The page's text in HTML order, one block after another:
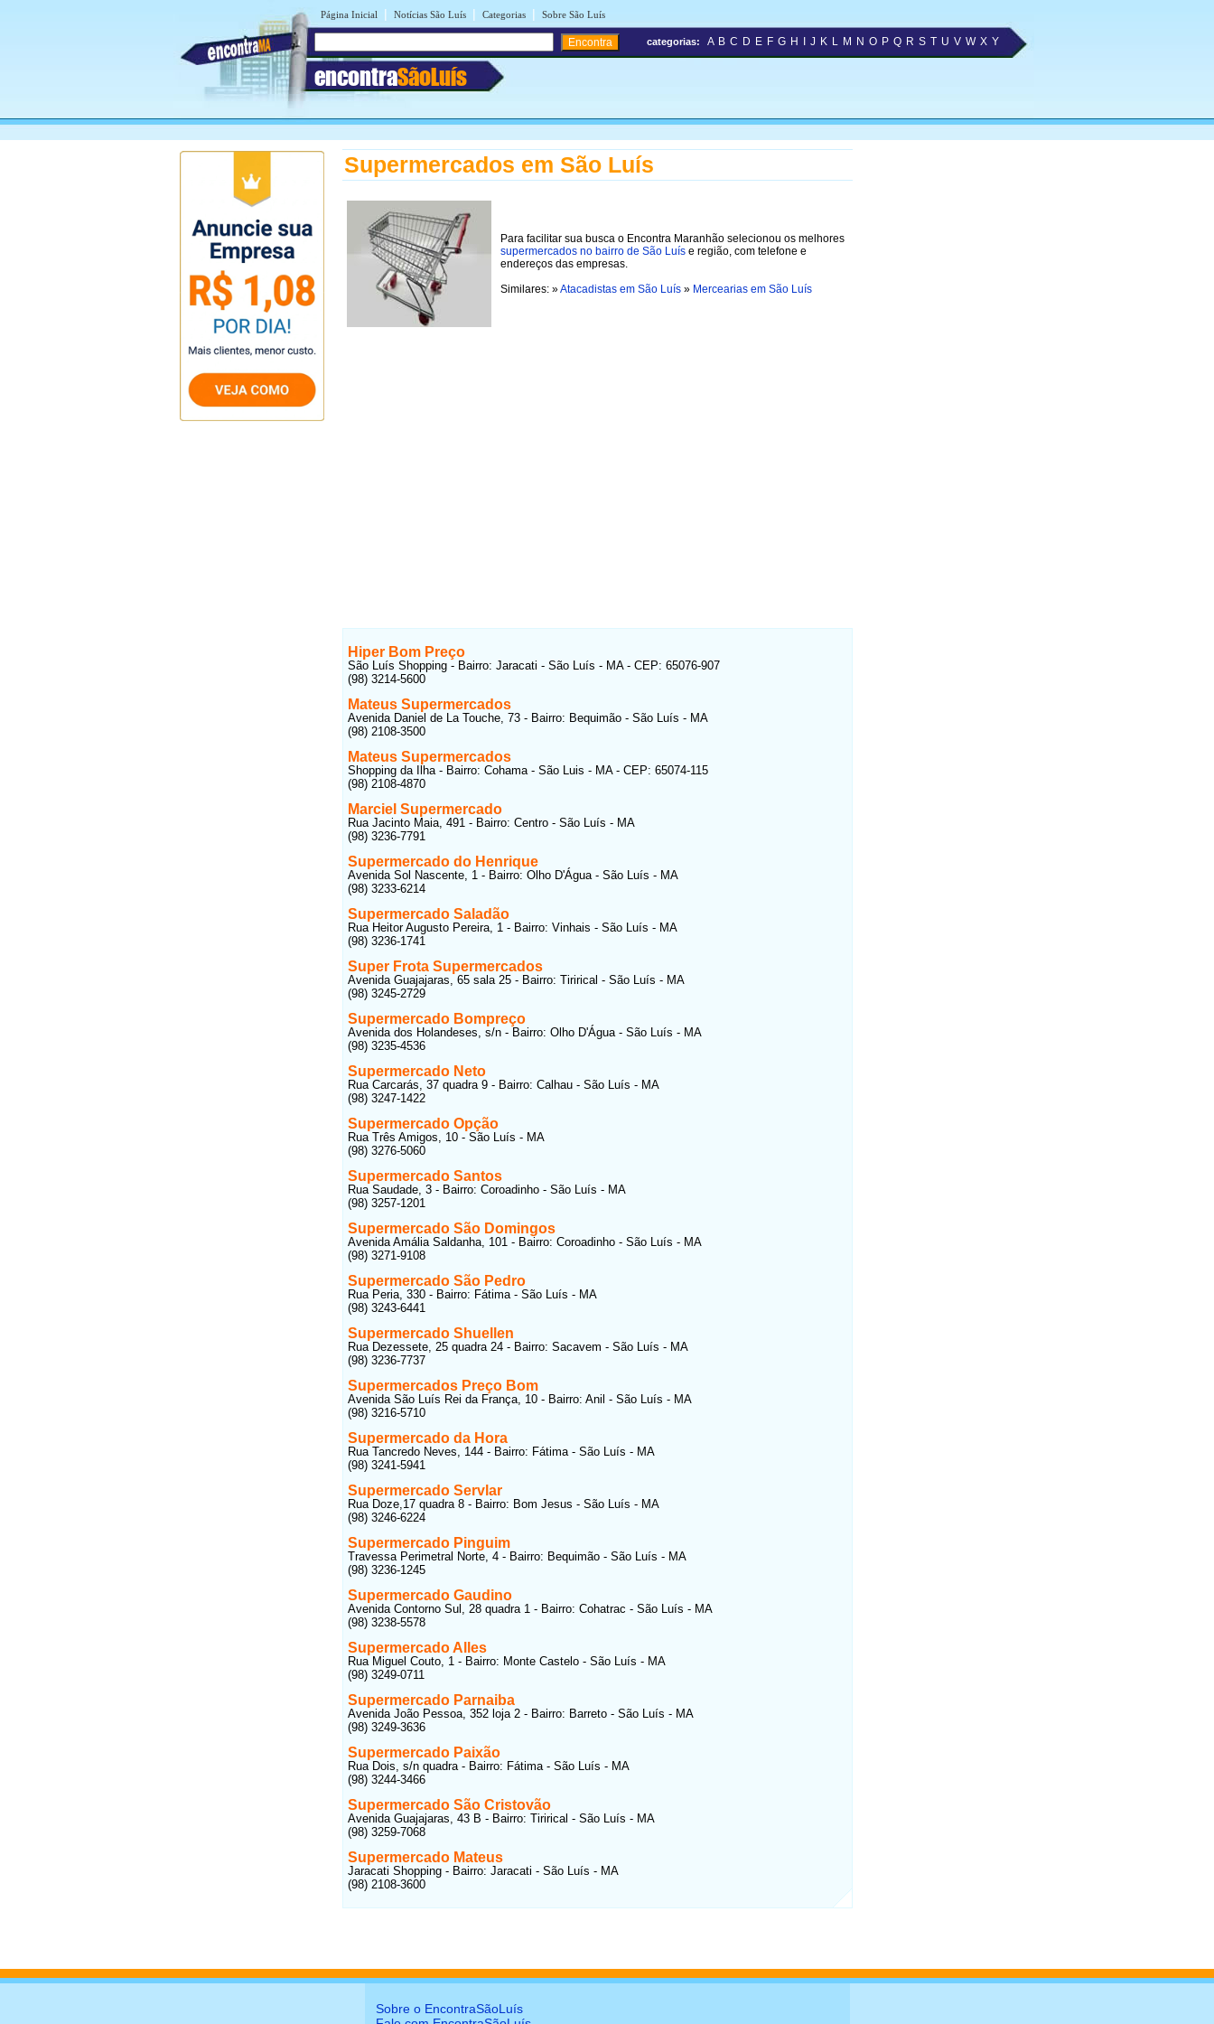
Página Inicial | Notícias São Luís | Categorias | Sobre São Luís
encontraSãoLuís
categorias: A B C D E F G H J K L M N O P Q R S T U V W X Y
Supermercados em São Luís
Para facilitar sua busca o Encontra Maranhão selecionou os melhores
supermercados no bairro de São Luís e região, com telefone e
endereços das empresas.
Similares: »Atacadistas em São Luís » Mercearias em São Luís
Hiper Bom Preço
São Luís Shopping - Bairro: Jaracati - São Luís - MA - CEP: 65076-907
(98) 3214-5600
Mateus Supermercados
Avenida Daniel de La Touche, 73 - Bairro: Bequimão - São Luís - MA
(98) 2108-3500
Mateus Supermercados
Shopping da Ilha - Bairro: Cohama - São Luis - MA - CEP: 65074-115
(98) 2108-4870
Marciel Supermercado
Rua Jacinto Maia, 491 - Bairro: Centro - São Luís - MA
(98) 3236-7791
Supermercado do Henrique
Avenida Sol Nascente, 1 - Bairro: Olho D'Água - São Luís - MA
(98) 3233-6214
Supermercado Saladão
Rua Heitor Augusto Pereira, 1 - Bairro: Vinhais - São Luís - MA
(98) 3236-1741
Super Frota Supermercados
Avenida Guajajaras, 65 sala 25 - Bairro: Tirirical - São Luís - MA
(98) 3245-2729
Supermercado Bompreço
Avenida dos Holandeses, s/n - Bairro: Olho D'Água - São Luís - MA
(98) 3235-4536
Supermercado Neto
Rua Carcarás, 37 quadra 9 - Bairro: Calhau - São Luís - MA
(98) 3247-1422
Supermercado Opção
Rua Três Amigos, 10 - São Luís - MA
(98) 3276-5060
Supermercado Santos
Rua Saudade, 3 - Bairro: Coroadinho - São Luís - MA
(98) 3257-1201
Supermercado São Domingos
Avenida Amália Saldanha, 101 - Bairro: Coroadinho - São Luís - MA
(98) 3271-9108
Supermercado São Pedro
Rua Peria, 330 - Bairro: Fátima - São Luís - MA
(98) 3243-6441
Supermercado Shuellen
Rua Dezessete, 25 quadra 24 - Bairro: Sacavem - São Luís - MA
(98) 3236-7737
Supermercados Preço Bom
Avenida São Luís Rei da França, 10 - Bairro: Anil - São Luís - MA
(98) 3216-5710
Supermercado da Hora
Rua Tancredo Neves, 144 - Bairro: Fátima - São Luís - MA
(98) 3241-5941
Supermercado Servlar
Rua Doze,17 quadra 8 - Bairro: Bom Jesus - São Luís - MA
(98) 3246-6224
Supermercado Pinguim
Travessa Perimetral Norte, 4 - Bairro: Bequimão - São Luís - MA
(98) 3236-1245
Supermercado Gaudino
Avenida Contorno Sul, 28 quadra 1 - Bairro: Cohatrac - São Luís - MA
(98) 3238-5578
Supermercado Alles
Rua Miguel Couto, 1 - Bairro: Monte Castelo - São Luís - MA
(98) 3249-0711
Supermercado Parnaiba
Avenida João Pessoa, 352 loja 2 - Bairro: Barreto - São Luís - MA
(98) 3249-3636
Supermercado Paixão
Rua Dois, s/n quadra - Bairro: Fátima - São Luís - MA
(98) 3244-3466
Supermercado São Cristovão
Avenida Guajajaras, 43 B - Bairro: Tirirical - São Luís - MA
(98) 3259-7068
Supermercado Mateus
Jaracati Shopping - Bairro: Jaracati - São Luís - MA
(98) 2108-3600
Sobre o EncontraSãoLuís